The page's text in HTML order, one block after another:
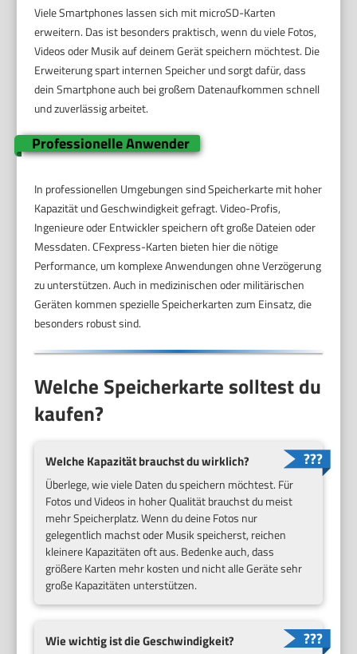
Viele Smartphones lassen sich mit microSD-Karten
erweitern. Das ist besonders praktisch, wenn du viele Fotos,
Videos oder Musik auf deinem Gerät speichern möchtest. Die
Erweiterung spart internen Speicher und sorgt dafür, dass
dein Smartphone auch bei großem Datenaufkommen schnell
und zuverlässig arbeitet.
Professionelle Anwender
In professionellen Umgebungen sind Speicherkarte mit hoher
Kapazität und Geschwindigkeit gefragt. Video-Profis,
Ingenieure oder Entwickler speichern oft große Dateien oder
Messdaten. CFexpress-Karten bieten hier die nötige
Performance, um komplexe Anwendungen ohne Verzögerung
zu unterstützen. Auch in medizinischen oder militärischen
Geräten kommen spezielle Speicherkarten zum Einsatz, die
besonders robust sind.
Welche Speicherkarte solltest du
kaufen?
Welche Kapazität brauchst du wirklich?
Überlege, wie viele Daten du speichern möchtest. Für
Fotos und Videos in hoher Qualität brauchst du meist
mehr Speicherplatz. Wenn du deine Fotos nur
gelegentlich machst oder Musik speicherst, reichen
kleinere Kapazitäten oft aus. Bedenke auch, dass
größere Karten mehr kosten und nicht alle Geräte sehr
große Kapazitäten unterstützen.
Wie wichtig ist die Geschwindigkeit?